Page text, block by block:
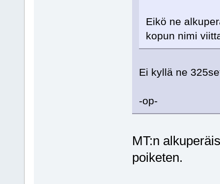
Eikö ne
kopun nimi
Ei kyllä ne
-op-
MT:n
poiketen.